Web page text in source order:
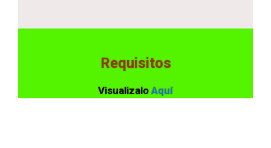
Requisitos
Visualizalo Aquí